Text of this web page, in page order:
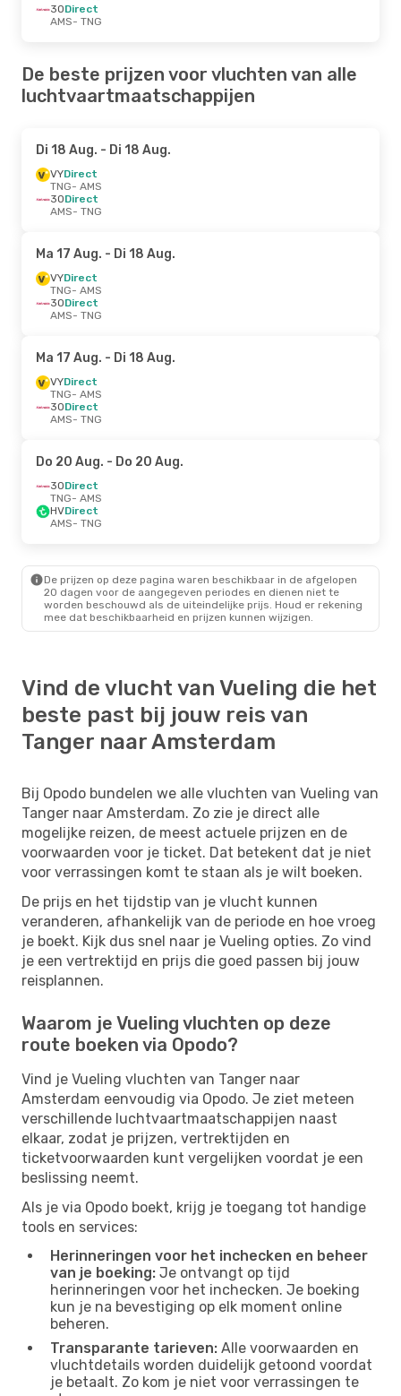
3ODirect
AMS- TNG
De beste prijzen voor vluchten van alle
luchtvaartmaatschappijen
Di 18 Aug. - Di 18 Aug.
VYDirect
TNG- AMS
3ODirect
AMS- TNG
Ma 17 Aug. - Di 18 Aug.
VYDirect
TNG- AMS
3ODirect
AMS- TNG
Ma 17 Aug. - Di 18 Aug.
VYDirect
TNG- AMS
3ODirect
AMS- TNG
Do 20 Aug. - Do 20 Aug.
3ODirect
TNG- AMS
HVDirect
AMS- TNG
De prijzen op deze pagina waren beschikbaar in de afgelopen
20 dagen voor de aangegeven periodes en dienen niet te
worden beschouwd als de uiteindelijke prijs. Houd er rekening
mee dat beschikbaarheid en prijzen kunnen wijzigen.
Vind de vlucht van Vueling die het
beste past bij jouw reis van
Tanger naar Amsterdam
Bij Opodo bundelen we alle vluchten van Vueling van
Tanger naar Amsterdam. Zo zie je direct alle
mogelijke reizen, de meest actuele prijzen en de
voorwaarden voor je ticket. Dat betekent dat je niet
voor verrassingen komt te staan als je wilt boeken.
De prijs en het tijdstip van je vlucht kunnen
veranderen, afhankelijk van de periode en hoe vroeg
je boekt. Kijk dus snel naar je Vueling opties. Zo vind
je een vertrektijd en prijs die goed passen bij jouw
reisplannen.
Waarom je Vueling vluchten op deze
route boeken via Opodo?
Vind je Vueling vluchten van Tanger naar
Amsterdam eenvoudig via Opodo. Je ziet meteen
verschillende luchtvaartmaatschappijen naast
elkaar, zodat je prijzen, vertrektijden en
ticketvoorwaarden kunt vergelijken voordat je een
beslissing neemt.
Als je via Opodo boekt, krijg je toegang tot handige
tools en services:
Herinneringen voor het inchecken en beheer
van je boeking: Je ontvangt op tijd
herinneringen voor het inchecken. Je boeking
kun je na bevestiging op elk moment online
beheren.
Transparante tarieven: Alle voorwaarden en
vluchtdetails worden duidelijk getoond voordat
je betaalt. Zo kom je niet voor verrassingen te